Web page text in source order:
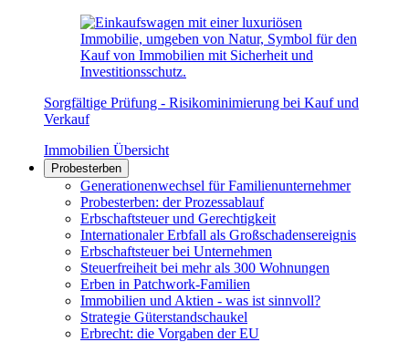
Sorgfältige Prüfung - Risikominimierung bei Kauf und
Verkauf
Immobilien Übersicht
Probesterben
Generationenwechsel für Familienunternehmer
Probesterben: der Prozessablauf
Erbschaftsteuer und Gerechtigkeit
Internationaler Erbfall als Großschadensereignis
Erbschaftsteuer bei Unternehmen
Steuerfreiheit bei mehr als 300 Wohnungen
Erben in Patchwork-Familien
Immobilien und Aktien - was ist sinnvoll?
Strategie Güterstandschaukel
Erbrecht: die Vorgaben der EU